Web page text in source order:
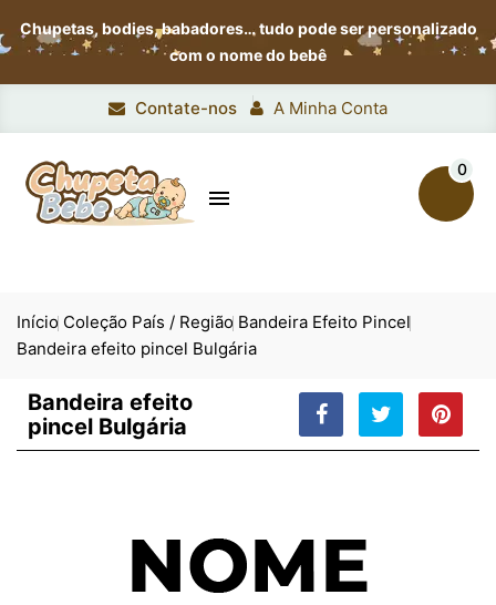
Chupetas, bodies, babadores…tudo pode ser personalizado
com o nome do bebê
Contate-nos A Minha Conta

0
Início Coleção País / Região Bandeira Efeito Pincel
Bandeira efeito pincel Bulgária
Bandeira efeito
pincel Bulgária